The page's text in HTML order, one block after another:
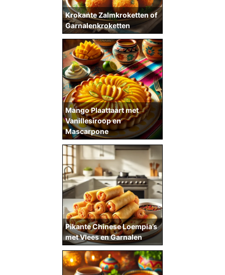
Krokante Zalmkroketten of
Garnalenkroketten
Mango Plaattaart met
Vanillesiroop en
Mascarpone
Pikante Chinese Loempia’s
met Vlees en Garnalen